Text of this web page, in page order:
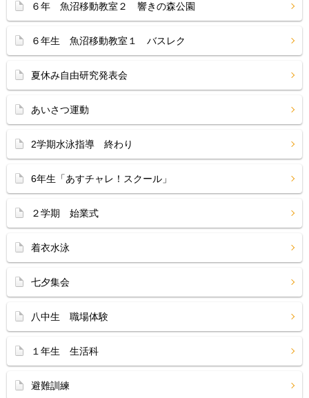
６年 魚沼移動教室２ 響きの森公園
６年生 魚沼移動教室１ バスレク
夏休み自由研究発表会
あいさつ運動
2学期水泳指導 終わり
6年生「あすチャレ！スクール」
２学期 始業式
着衣水泳
七夕集会
八中生 職場体験
１年生 生活科
避難訓練